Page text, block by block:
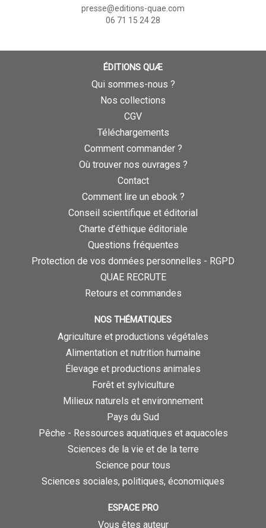
presse@editions-quae.com
06 71 15 24 28
ÉDITIONS QUÆ
Qui sommes-nous ?
Nos collections
CGV
Téléchargements
Comment commander ?
Où trouver nos ouvrages ?
Contact
Comment lire un ebook ?
Conseil scientifique et éditorial
Charte d’éthique éditoriale
Questions fréquentes
Protection de vos données personnelles - RGPD
QUAE RECRUTE
Retours et commandes
NOS THÉMATIQUES
Agriculture et productions végétales
Alimentation et nutrition humaine
Élevage et productions animales
Forêt et sylviculture
Milieux naturels et environnement
Pays du Sud
Pêche - Ressources aquatiques et aquacoles
Sciences de la vie et de la terre
Science pour tous
Sciences sociales, politiques, économiques
ESPACE PRO
Vous êtes auteur